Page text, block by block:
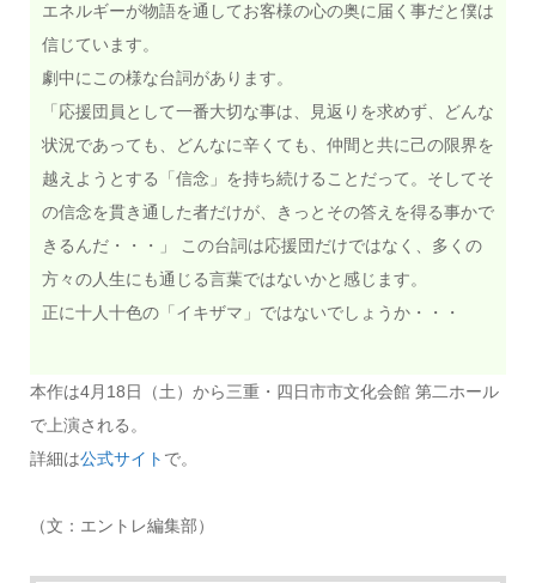
エネルギーが物語を通してお客様の心の奥に届く事だと僕は
信じています。
劇中にこの様な台詞があります。
「応援団員として一番大切な事は、見返りを求めず、どんな
状況であっても、どんなに辛くても、仲間と共に己の限界を
越えようとする「信念」を持ち続けることだって。そしてそ
の信念を貫き通した者だけが、きっとその答えを得る事かで
きるんだ・・・」 この台詞は応援団だけではなく、多くの
方々の人生にも通じる言葉ではないかと感じます。
正に十人十色の「イキザマ」ではないでしょうか・・・
本作は4月18日（土）から三重・四日市市文化会館 第二ホール
で上演される。
詳細は公式サイト で。
（文：エントレ編集部）